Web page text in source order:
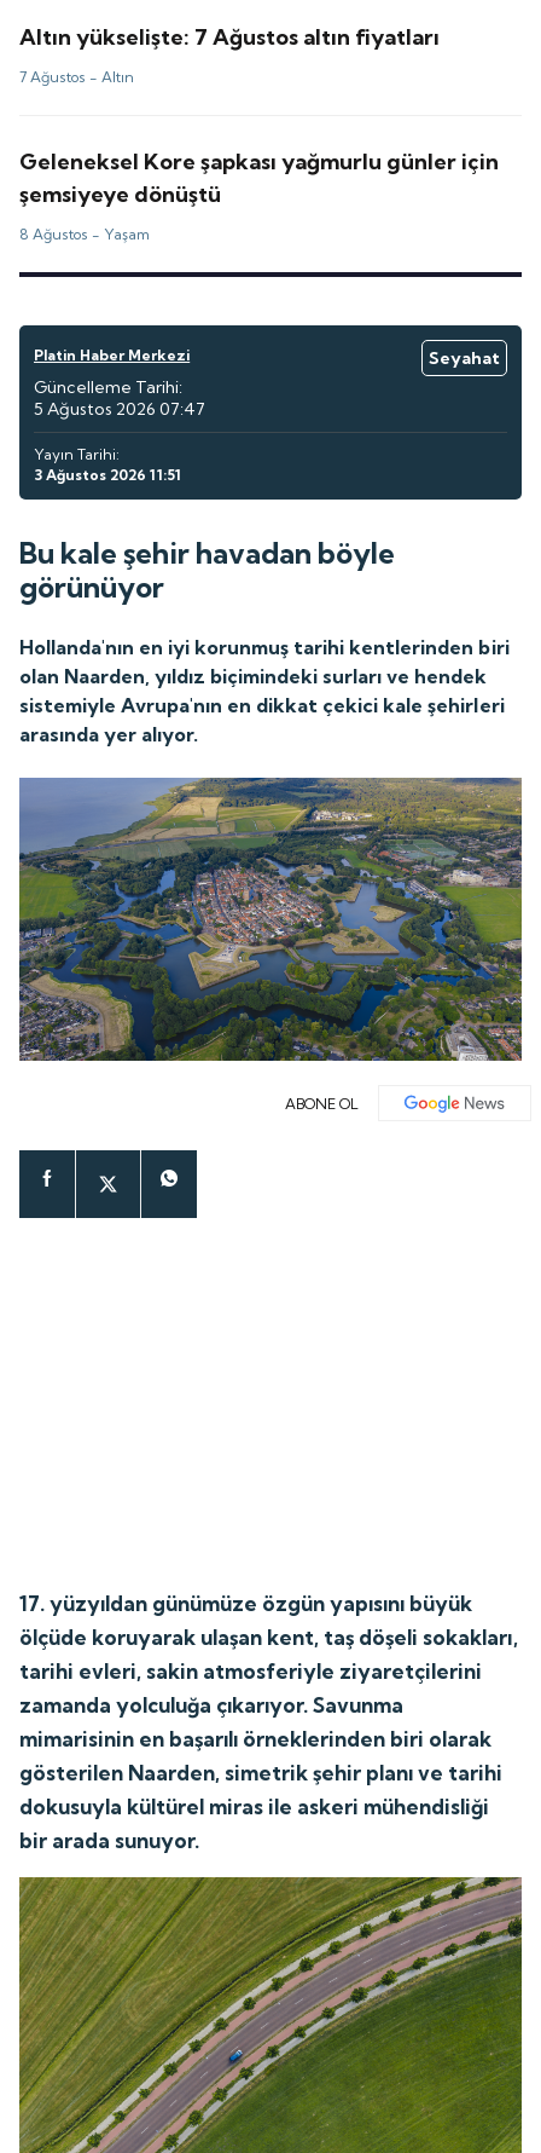
Altın yükselişte: 7 Ağustos altın fiyatları
7 Ağustos -Altın
Geleneksel Kore şapkası yağmurlu günler için
şemsiyeye dönüştü
8 Ağustos - Yaşam
Platin Haber Merkezi
Seyahat
Güncelleme Tarihi:
5 Ağustos 2026 07:47
Yayın Tarihi:
3 Ağustos 2026 11:51
Bu kale şehir havadan böyle
görünüyor
Hollanda'nın en iyi korunmuş tarihi kentlerinden biri
olan Naarden, yıldız biçimindeki surları ve hendek
sistemiyle Avrupa'nın en dikkat çekici kale şehirleri
arasında yer alıyor.
ABONE OL
17. yüzyıldan günümüze özgün yapısını büyük
ölçüde koruyarak ulaşan kent, taş döşeli sokakları,
tarihi evleri, sakin atmosferiyle ziyaretçilerini
zamanda yolculuğa çıkarıyor. Savunma
mimarisinin en başarılı örneklerinden biri olarak
gösterilen Naarden, simetrik şehir planı ve tarihi
dokusuyla kültürel miras ile askeri mühendisliği
bir arada sunuyor.